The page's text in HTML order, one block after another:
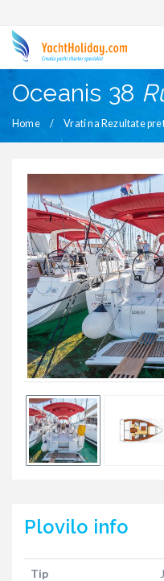
Oceanis 38
Home Vrati na Rezultate
Plovilo info
Tip